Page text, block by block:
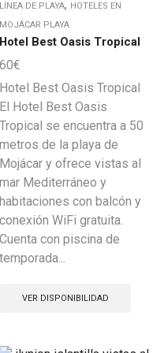
LÍNEA DE PLAYA, HOTELES EN
MOJÁCAR PLAYA
Hotel Best Oasis Tropical
60€
Hotel Best Oasis Tropical
El Hotel Best Oasis
Tropical se encuentra a 50
metros de la playa de
Mojácar y ofrece vistas al
mar Mediterráneo y
habitaciones con balcón y
conexión WiFi gratuita.
Cuenta con piscina de
temporada...
VER DISPONIBILIDAD